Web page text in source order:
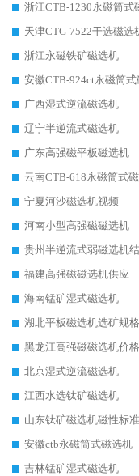
天津CTG-7522干选磁选
浙江永磁铁矿磁选机
广西湿式逆流磁选机
辽宁半逆流式磁选机
广东高强磁平板磁选机
云南CTB-618永磁筒式
宁夏河沙磁选机视频
河南小型高强磁磁选机
贵州半逆流式弱磁选机
福建高强磁磁选机供应
海南锰矿湿式磁选机
湖北平板磁选机选矿规
黑龙江高强磁磁选机价格
北京湿式逆流磁选机
江西水选钛矿磁选机
山东钛矿磁选机磁性标准
安徽ctb永磁筒式磁选机
吉林锰矿湿式磁选机